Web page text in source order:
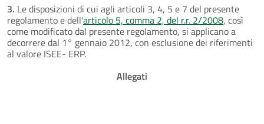
3. Le disposizioni di cui agli articoli 3, 4, 5 e 7 del presente
regolamento e dell'articolo 5, comma 2, del r.r. 2/2008, così
come modificato dal presente regolamento, si applicano a
decorrere dal 1° gennaio 2012, con esclusione dei riferimenti
al valore ISEE- ERP.
Allegati